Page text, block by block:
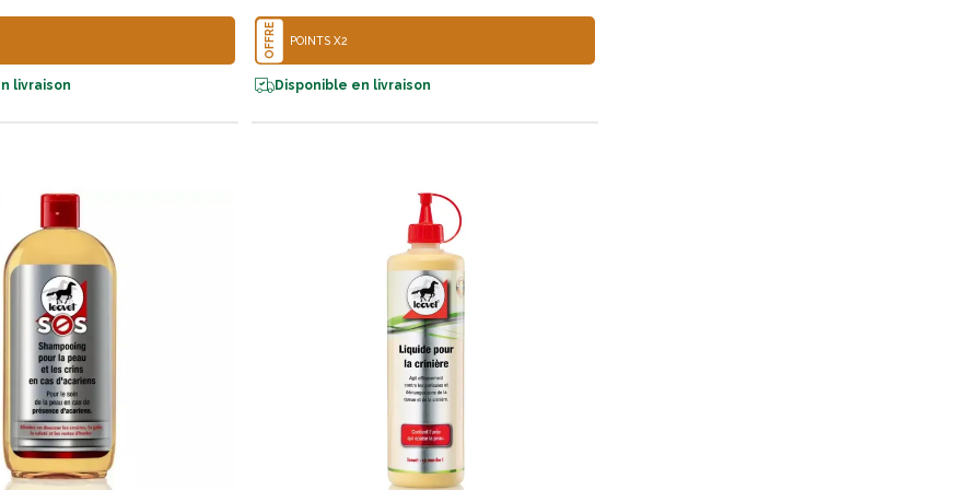
livraison
OFFRE POINTS X2
Disponible en livraison